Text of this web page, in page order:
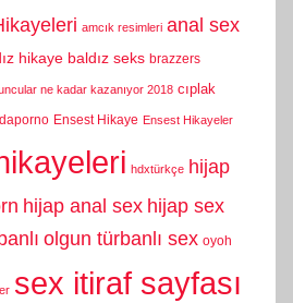
amcık resimleri anal sex
hikaye baldız seks brazzers
ne kadar kazanıyor 2018 cıplak
Ensest Hikaye Ensest Hikayeler
hdxtürkçe hijap
hijap anal sex hijap sex
olgun türbanlı sex oyoh
sex itiraf sayfası